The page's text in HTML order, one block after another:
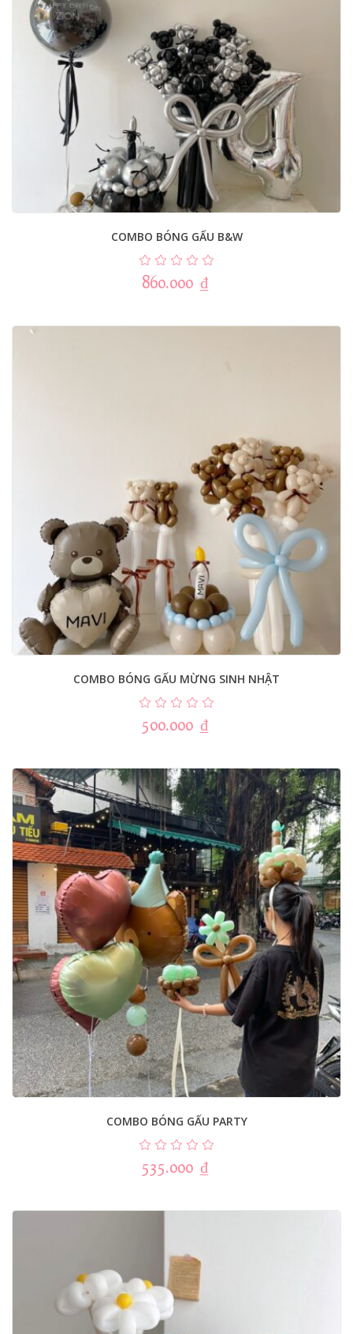
COMBO BÓNG GẤU B&W
860.000 ₫
COMBO BÓNG GẤU MỪNG SINH NHẬT
500.000 ₫
COMBO BÓNG GẤU PARTY
535.000 ₫